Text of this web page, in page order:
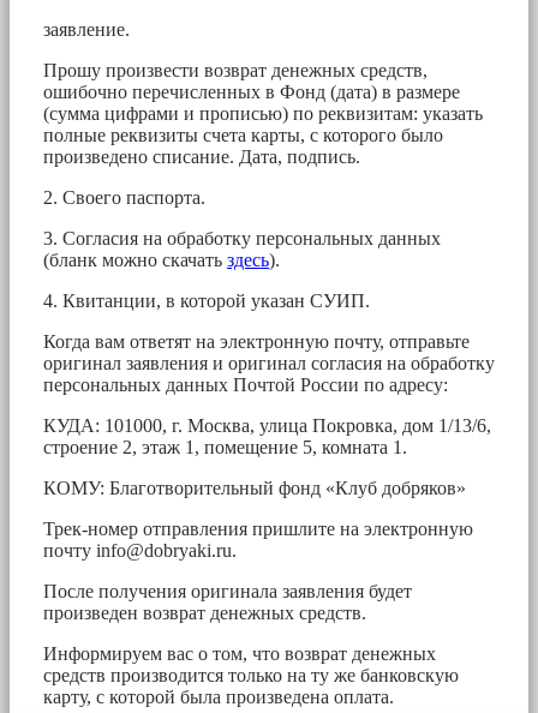
заявление.
Прошу произвести возврат денежных средств,
ошибочно перечисленных в Фонд (дата) в размере
(сумма цифрами и прописью) по реквизитам: указать
полные реквизиты счета карты, с которого было
произведено списание. Дата, подпись.
2. Своего паспорта.
3. Согласия на обработку персональных данных
(бланк можно скачать здесь).
4. Квитанции, в которой указан СУИП.
Когда вам ответят на электронную почту, отправьте
оригинал заявления и оригинал согласия на обработку
персональных данных Почтой России по адресу:
КУДА: 101000, г. Москва, улица Покровка, дом 1/13/6,
строение 2, этаж 1, помещение 5, комната 1.
КОМУ: Благотворительный фонд «Клуб добряков»
Трек-номер отправления пришлите на электронную
почту info@dobryaki.ru.
После получения оригинала заявления будет
произведен возврат денежных средств.
Информируем вас о том, что возврат денежных
средств производится только на ту же банковскую
карту, с которой была произведена оплата.